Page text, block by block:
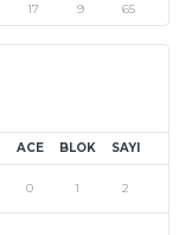
17 9 65
ACE BLOK SAYI
0 1 2